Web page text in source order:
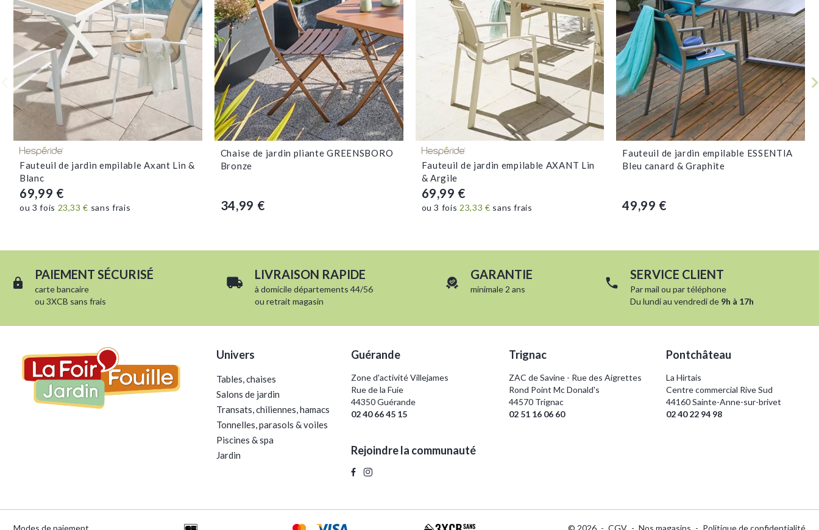
Fauteuil de jardin empilable Axant Lin &
Blanc
69,99 €
ou 3 fois 23,33 € sans frais
Voir la fiche
Chaise de jardin pliante GREENSBORO
Bronze
34,99 €
Voir la fiche
Fauteuil de jardin empilable AXANT Lin
& Argile
69,99 €
ou 3 fois 23,33 € sans frais
Voir la fiche
Fauteuil de jardin empilable ESSENTIA
Bleu canard & Graphite
49,99 €
Voir la fiche
PAIEMENT SÉCURISÉ
carte bancaire
ou 3XCB sans frais
LIVRAISON RAPIDE
à domicile départements 44/56
ou retrait magasin
GARANTIE
minimale 2 ans
SERVICE CLIENT
Parmail ou partéléphone
Du lundi au vendredi de 9h à 17h
Univers
Tables, chaises
Salons de jardin
Transats, chiliennes, hamacs
Tonnelles, parasols & voiles
Piscines & spa
Jardin
Guérande
Zone d'activité Villejames
Rue de la Fuie
44350 Guérande
02 40 66 45 15
Trignac
ZAC de Savine - Rue des Aigrettes
Rond Point Mc Donald's
44570 Trignac
02 51 16 06 60
Pontchâteau
La Hirtais
Centre commercial Rive Sud
44160 Sainte-Anne-sur-brivet
02 40 22 94 98
Rejoindre la communauté
Modes de paiement © 2026 CGV Nos magasins Politique de confidentialité